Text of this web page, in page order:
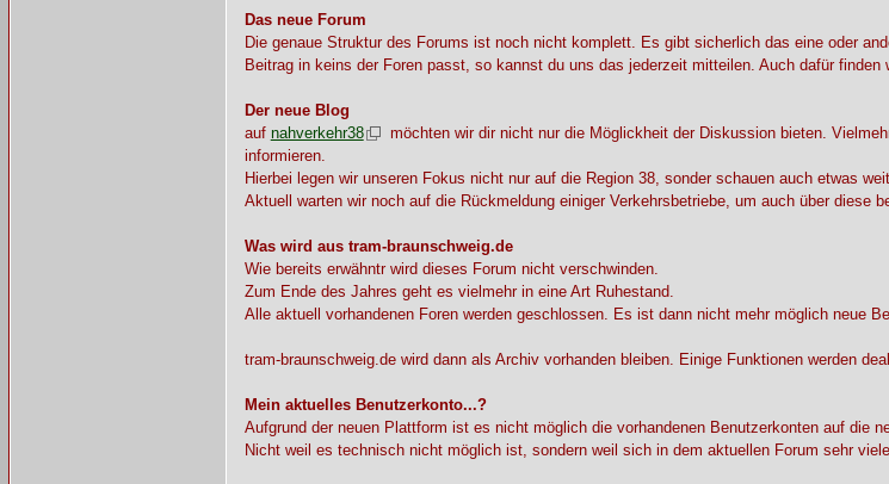
Das neue Forum
Die genaue Struktur des Forums ist noch nicht komplett. Es gibt sicherlich das eine oder
Beitrag in keins der Foren passt, so kannst du uns das jederzeit mitteilen. Auch dafür finden
Der neue Blog
auf nahverkehr38
möchten wir dir nicht nur die Möglickheit der Diskussion bieten.
informieren.
Hierbei legen wir unseren Fokus nicht nur auf die Region 38, sonder schauen auch etwas
Aktuell warten wir noch auf die Rückmeldung einiger Verkehrsbetriebe, um auch über diese
Was wird aus tram-braunschweig.de
Wie bereits erwähntr wird dieses Forum nicht verschwinden.
Zum Ende des Jahres geht es vielmehr in eine Art Ruhestand.
Alle aktuell vorhandenen Foren werden geschlossen. Es ist dann nicht mehr möglich neue
tram-braunschweig.de wird dann als Archiv vorhanden bleiben. Einige Funktionen werden
Mein aktuelles Benutzerkonto...?
Aufgrund der neuen Plattform ist es nicht möglich die vorhandenen Benutzerkonten auf die
Nicht weil es technisch nicht möglich ist, sondern weil sich in dem aktuellen Forum sehr